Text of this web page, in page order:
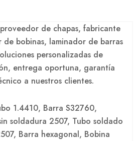
de chapas, fabricante
bobinas, laminador de barras
personalizadas de
entrega oportuna, garantía
a nuestros clientes.
1.4410, Barra S32760,
soldadura 2507, Tubo soldado
Barra hexagonal, Bobina